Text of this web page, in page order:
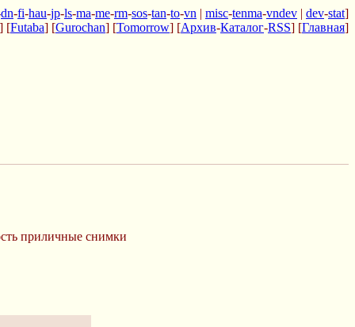
dn-fi-hau-jp-ls-ma-me-rm-sos-tan-to-vn | misc-tenma-vndev | dev-stat]
] [Futaba] [Gurochan] [Tomorrow] [Архив-Каталог-RSS] [Главная]
приличные снимки